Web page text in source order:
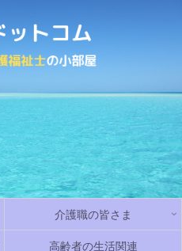
介護職の皆さま
高齢者の生活関連